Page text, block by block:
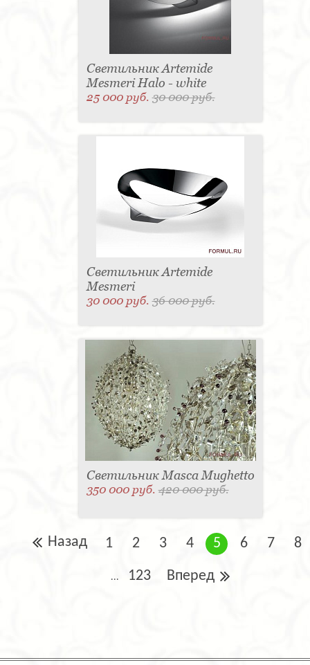
Светильник Artemide
Mesmeri Halo - white
25 000 руб.30 000 руб.
Светильник Artemide
Mesmeri
30 000 руб.36 000 руб.
Светильник Masca Mughetto
350 000 руб.420 000 руб.
Назад 1 2 3 4 5 6 7 8
... 123 Вперед